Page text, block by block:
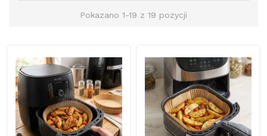
Pokazano 1-19 z 19 pozycji